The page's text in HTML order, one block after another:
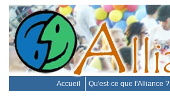
Accueil Qu'est-ce que l'Alliance ?